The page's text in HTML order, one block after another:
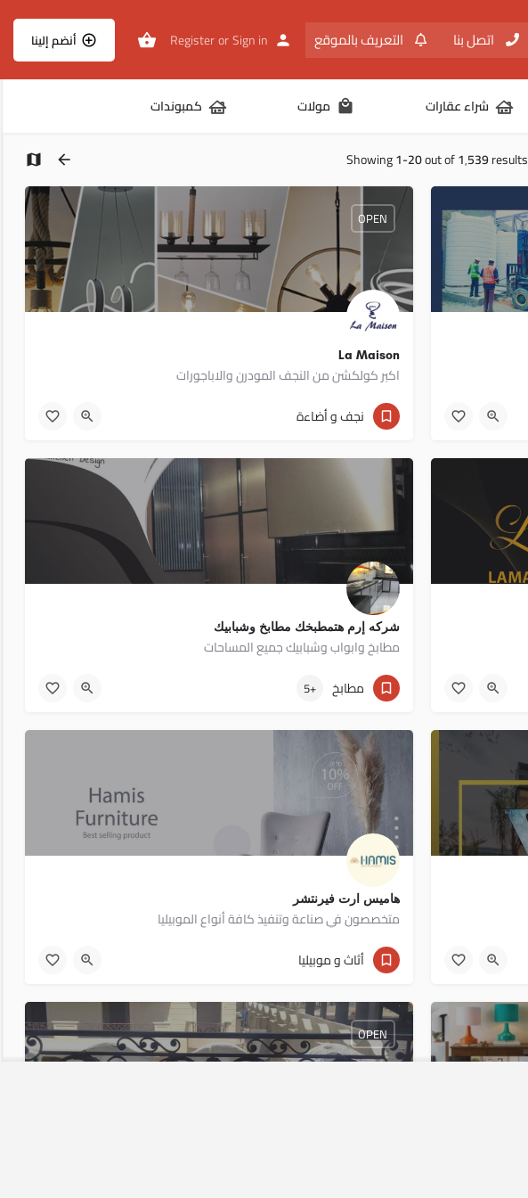
اتصل بنا التعريف بالموقع Sign in
or
Register أنضم إلينا
شراء عقارات مولات كمبوندات
Showing1-20out of1٬539results
La Maison
اكبر كولكشن من النجف المودرن والاباجورات
011 12235641
OPEN
نجف و أضاءة
شركه إرم هتمطبخك مطابخ وشبابيك
مطابخ وابواب وشبابيك جميع المساحات
٠١٠٠٤٨٢٩٣٩٩
مطابخ +5
هاميس ارت فيرنتشر
متخصصون في صناعة وتنفيذ كافة أنواع الموبيليا
01020600859
أثاث و موبيليا
OPEN